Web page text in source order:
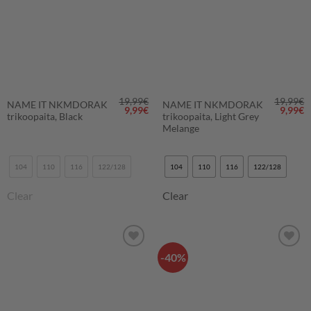
NAME IT NKMDORAK
trikoopaita, Black
19,99€
Alkuperäinen
hinta
9,99€Nykyinen
hinta
104 110 116 122/128
Clear
NAME IT NKMDORAK
trikoopaita, Light Grey
Melange
19,99€
hinta
9,99€
104 110 116 122/128
Clear
-40%